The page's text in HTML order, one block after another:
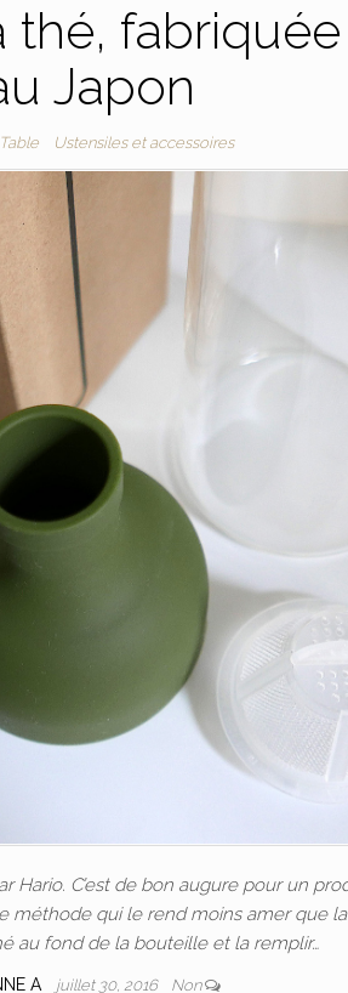
Japon
Ustensiles et accessoires
Hario. C’est de bon augure pour un
méthode qui le rend moins amer que
au fond de la bouteille et la remplir…
A juillet 30, 2016 Non